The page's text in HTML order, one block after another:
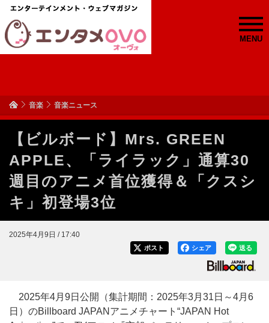
MENU
音楽 音楽ニュース
【ビルボード】Mrs. GREEN
APPLE、「ライラック」通算30
週目のアニメ首位獲得＆「クスシ
キ」初登場3位
2025年4月9日 / 17:40
送る
シェア
ポスト
2025年4月9日公開（集計期間：2025年3月31日～4月6
日）のBillboard JAPANアニメチャート“JAPAN Hot